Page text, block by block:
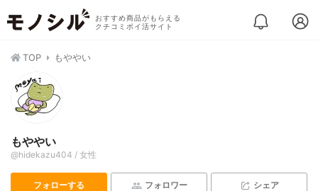
おすすめ商品がもらえる
クチコミポイ活サイト
TOP もややい
もややい
@hidekazu404 / 女性
フォローする フォロワー シェア